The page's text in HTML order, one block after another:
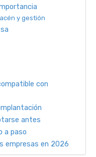
y gestión
con
antes
a paso
empresas en 2026